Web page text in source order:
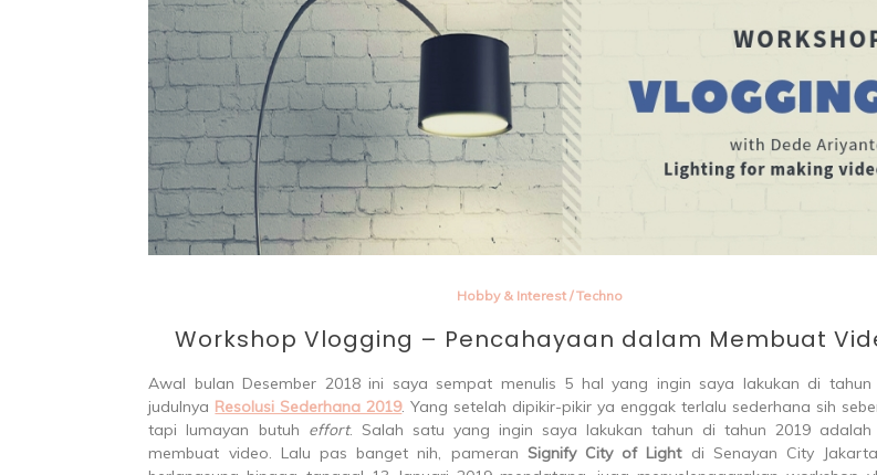
Hobby & Interest/Techno
Workshop Vlogging – Pencahayaan dalam Membuat
Awal bulan Desember 2018 ini saya sempat menulis 5 hal yang ingin saya lakukan di tahun
judulnya Resolusi Sederhana 2019. Yang setelah dipikir-pikir ya enggak terlalu sederhana sih
tapi lumayan butuh effort. Salah satu yang ingin saya lakukan tahun di tahun 2019 adalah
membuat video. Lalu pas banget nih, pameran Signify City of Lightdi Senayan City